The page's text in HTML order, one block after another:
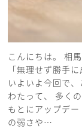
こんにちは。 相
「無理せず勝手
いよいよ今回で
わたって、 多く
もとにアップデ
の弱さや…